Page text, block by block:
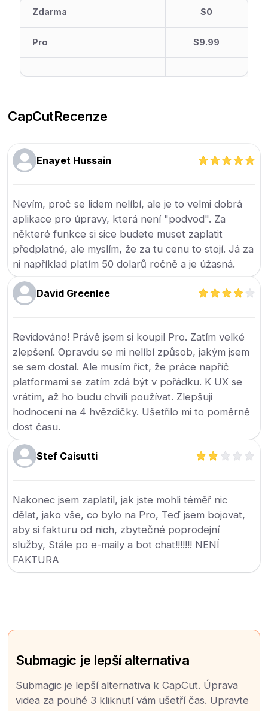
Zdarma $0
Pro $9.99
CapCutRecenze
Enayet Hussain
Nevím, proč se lidem nelíbí, ale je to velmi dobrá
aplikace pro úpravy, která není "podvod". Za
některé funkce si sice budete muset zaplatit
předplatné, ale myslím, že za tu cenu to stojí. Já za
ni například platím 50 dolarů ročně a je úžasná.
David Greenlee
Revidováno! Právě jsem si koupil Pro. Zatím velké
zlepšení. Opravdu se mi nelíbí způsob, jakým jsem
se sem dostal. Ale musím říct, že práce napříč
platformami se zatím zdá být v pořádku. K UX se
vrátím, až ho budu chvíli používat. Zlepšuji
hodnocení na 4 hvězdičky. Ušetřilo mi to poměrně
dost času.
Stef Caisutti
Nakonec jsem zaplatil, jak jste mohli téměř nic
dělat, jako vše, co bylo na Pro, Teď jsem bojovat,
aby si fakturu od nich, zbytečné poprodejní
služby, Stále po e-maily a bot chat!!!!!!! NENÍ
FAKTURA
Submagic je lepší alternativa
Submagic je lepší alternativa k CapCut. Úprava
videa za pouhé 3 kliknutí vám ušetří čas. Upravte